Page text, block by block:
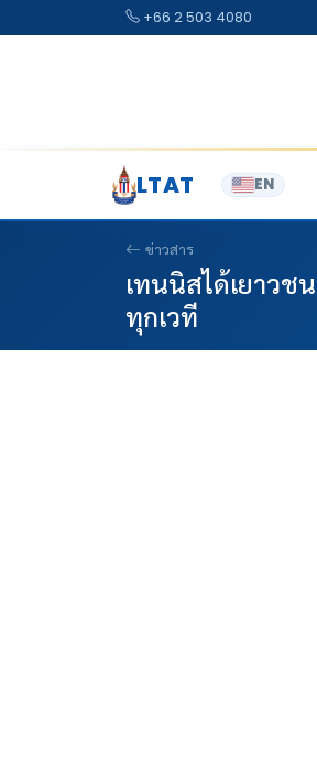
+66 2 503 4080
LTAT EN
ข่าวสาร
เทนนิสได้เยาว
ทุกเวที